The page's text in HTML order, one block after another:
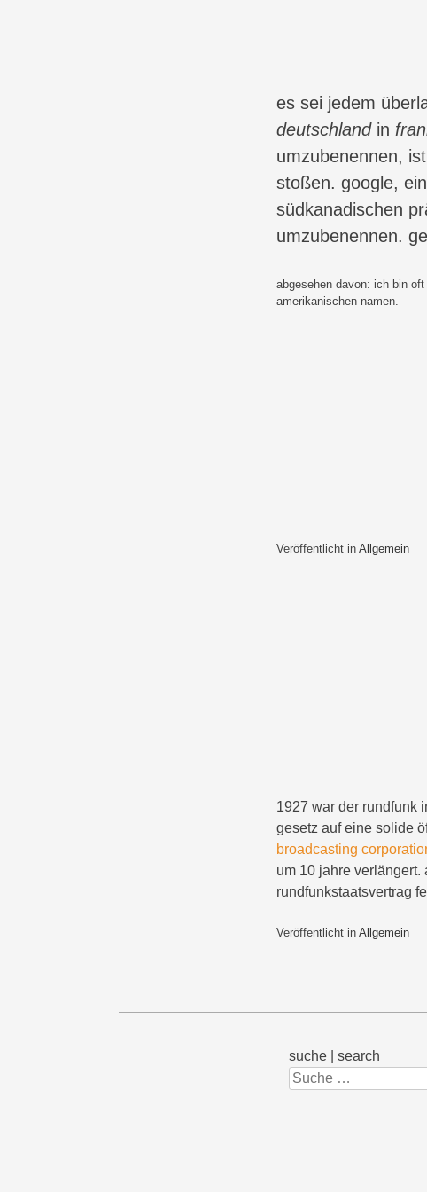
es sei jedem
deutschland in
umzubenennen,
stoßen. google,
südkanadischen
umzubenennen.
abgesehen davon: ich bin
amerikanischen namen.
Veröffentlicht in Allgemein
1927 war der rundfunk
gesetz auf eine solide
broadcasting
um 10 jahre
rundfunkstaatsvertrag
Veröffentlicht in Allgemein
suche | search
Suchen